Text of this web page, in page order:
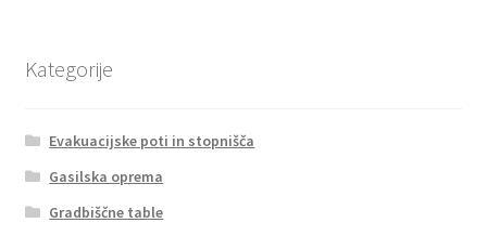
Kategorije
Evakuacijske poti in stopnišča
Gasilska oprema
Gradbiščne table